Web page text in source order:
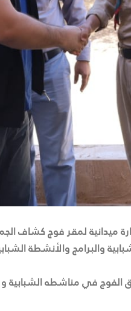
السيد ” فتح الله الزني ” اليوم السبت الموافق
والبرامج والأنشطة
الفوج في مناشطه